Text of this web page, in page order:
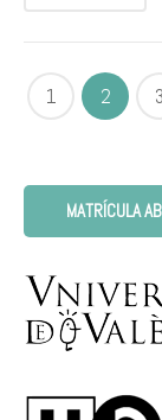
1 2 3
MATRÍCULA